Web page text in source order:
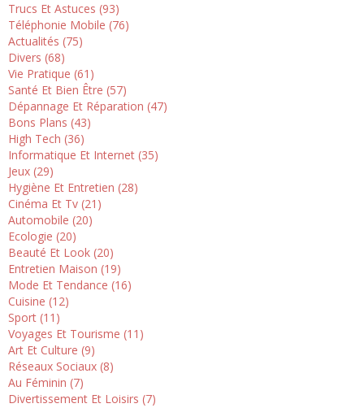
Trucs Et Astuces (93)
Téléphonie Mobile (76)
Actualités (75)
Divers (68)
Vie Pratique (61)
Santé Et Bien Être (57)
Dépannage Et Réparation (47)
Bons Plans (43)
High Tech (36)
Informatique Et Internet (35)
Jeux (29)
Hygiène Et Entretien (28)
Cinéma Et Tv (21)
Automobile (20)
Ecologie (20)
Beauté Et Look (20)
Entretien Maison (19)
Mode Et Tendance (16)
Cuisine (12)
Sport (11)
Voyages Et Tourisme (11)
Art Et Culture (9)
Réseaux Sociaux (8)
Au Féminin (7)
Divertissement Et Loisirs (7)